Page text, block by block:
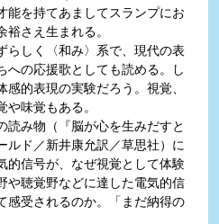
を持てあましてスランプにお
さえ生まれる。
しく〈和み〉系で、現代の表
への応援歌としても読める。し
的表現の実験だろう。視覚、
味覚もある。
み物（『脳が心を生みだすと
ルド／新井康允訳／草思社）に
的信号が、なぜ視覚として体験
や聴覚野などに達した電気的信
感受されるのか。「まだ納得の